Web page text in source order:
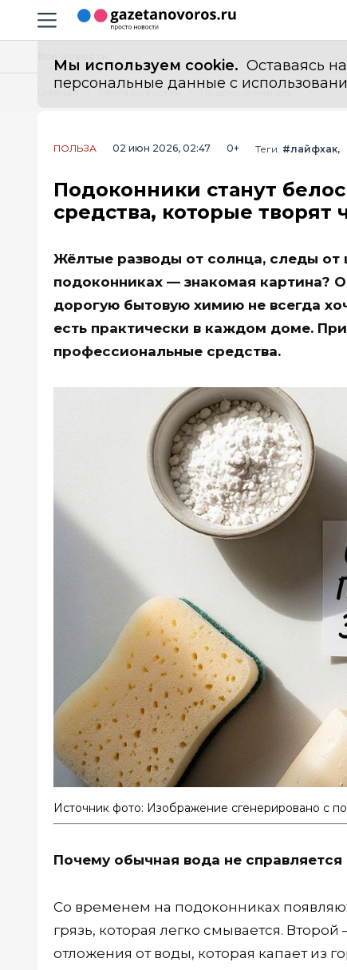
Навигация сайта
Мы используем cookie. Оставаясь
персональные данные с
Главная Лента новостей Подоконники станут белоснежными за 5 минут: 3 аптечных средства, которые творят чудеса
ПОЛЬЗА 02 июн 2026, 02:47 0+ Теги: #лайфхак
Подоконники станут
средства, которые творят
Жёлтые разводы от солнца, следы от
подоконниках — знакомая картина?
дорогую бытовую химию не всегда
есть практически в каждом доме. При
профессиональные средства.
Источник фото: Изображение сгенерировано с
Почему обычная вода не справляется
Со временем на подоконниках
грязь, которая легко смывается.
отложения от воды, которая капает из